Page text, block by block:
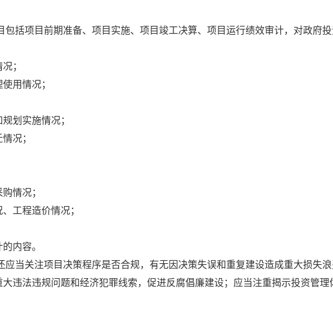
包括项目前期准备、项目实施、项目竣工决算、项目运行绩效审计，对政府
；
用情况；
划实施情况；
况；
情况；
工程造价情况；
内容。
应当关注项目决策程序是否合规，有无因决策失误和重复建设造成重大损失
违法违规问题和经济犯罪线索，促进反腐倡廉建设；应当注重揭示投资管理